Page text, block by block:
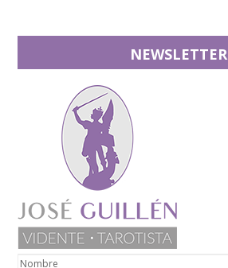
NEWSLETTER